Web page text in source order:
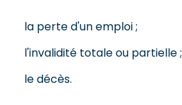
la perte d'un emploi ;
l'invalidité totale ou partielle ;
le décès.